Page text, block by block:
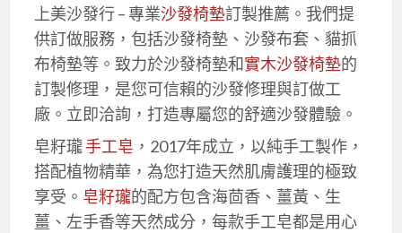
上美沙發行 – 專業沙發椅墊訂製推薦。我們提
供訂做服務，包括沙發椅墊、沙發布套、貓抓
布椅墊等。致力於沙發椅墊和實木沙發椅墊的
訂製修理，是您可信賴的沙發修理與訂做工
廠。立即洽詢，打造專屬您的舒適沙發體驗。
皂籽瓏手工皂 ，2017年成立，以純手工製作，
搭配植物精華，為您打造天然肌膚護理的極致
享受。 皂籽瓏的配方包含海茴香、薑黃、生
薑、左手香等天然成分，每款手工皂都是用心